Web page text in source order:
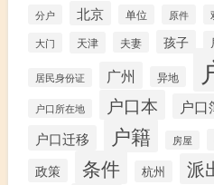
分户 北京 单位 原件
大门
天津 夫妻 孩子
居民身份证 广州 异地
户口所在地 户口本
户口
户口迁移
户籍 房屋
政策 条件 杭州 派